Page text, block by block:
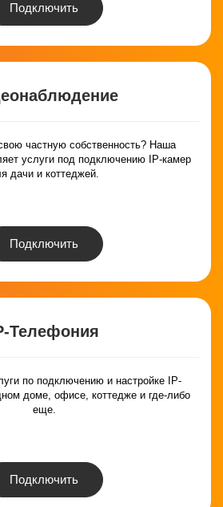
Подключить
частную собственность? Наша
услуги под подключению IP-камер
дачи и коттеджей.
Подключить
Телефония
по подключению и настройке IP-
доме, офисе, коттедже и где-либо
еще.
Подключить